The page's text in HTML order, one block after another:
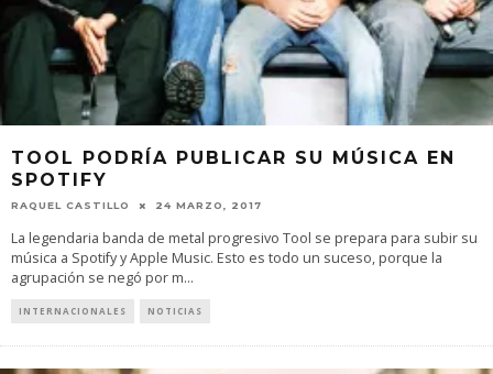
TOOL PODRÍA PUBLICAR SU MÚSICA EN
SPOTIFY
RAQUEL CASTILLO 24 MARZO, 2017
La legendaria banda de metal progresivo Tool se prepara para subir su
música a Spotify y Apple Music. Esto es todo un suceso, porque la
agrupación se negó por m...
INTERNACIONALES NOTICIAS